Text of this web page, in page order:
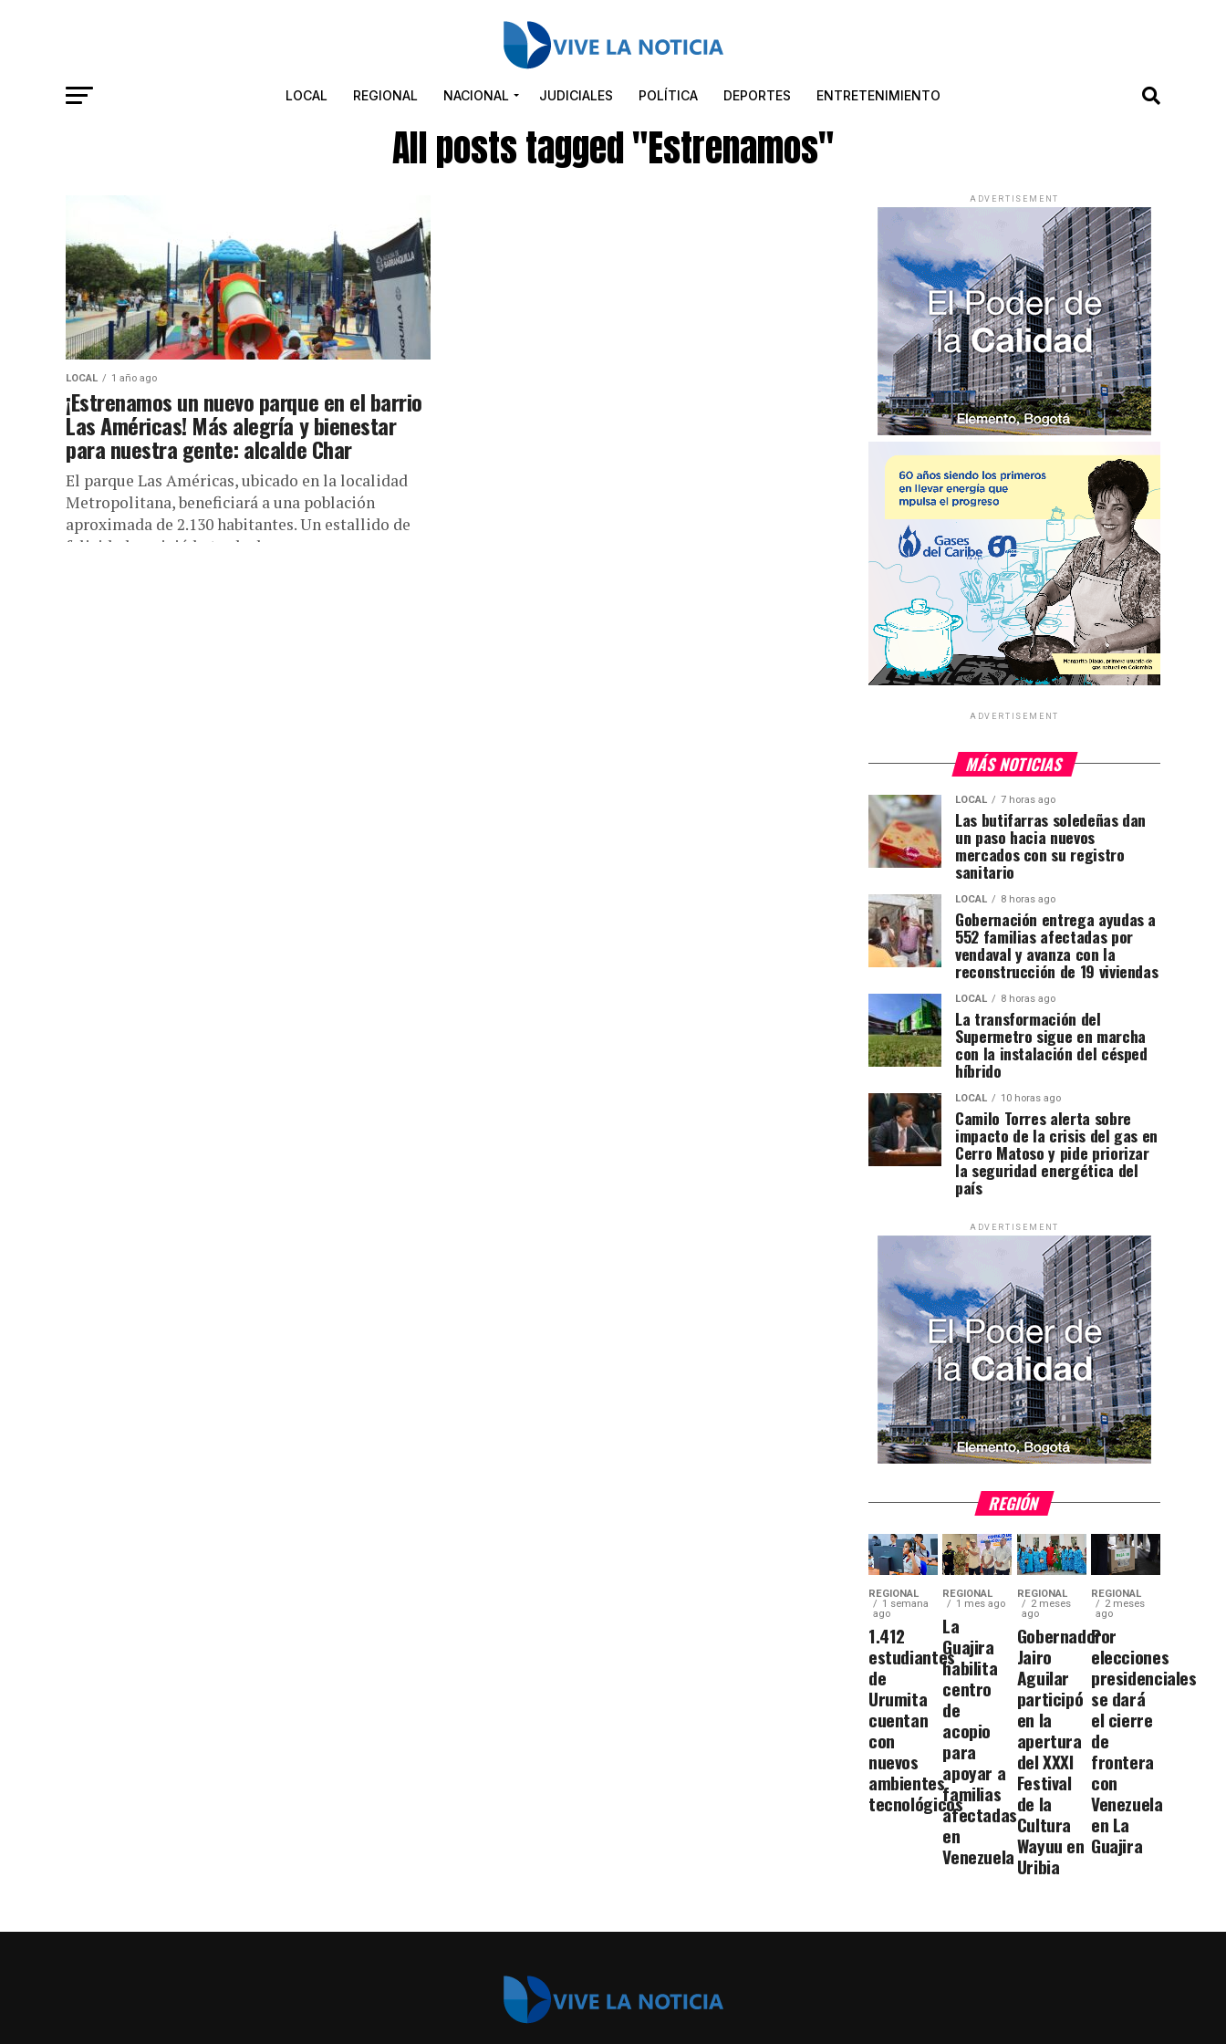
LOCAL REGIONAL NACIONAL JUDICIALES POLÍTICA DEPORTES ENTRETENIMIENTO
All posts tagged "Estrenamos"
LOCAL 1 año ago
¡Estrenamos un nuevo parque en el barrio
Las Américas! Más alegría y bienestar
para nuestra gente: alcalde Char
El parque Las Américas, ubicado en la localidad
Metropolitana, beneficiará a una población
aproximada de 2.130 habitantes. Un estallido de
felicidad se vivió la tarde de...
ADVERTISEMENT
ADVERTISEMENT
MÁS NOTICIAS
LOCAL 7 horas ago
Las butifarras soledeñas dan
un paso hacia nuevos
mercados con su registro
sanitario
LOCAL 8 horas ago
Gobernación entrega ayudas a
552 familias afectadas por
vendaval y avanza con la
reconstrucción de 19 viviendas
LOCAL 8 horas ago
La transformación del
Supermetro sigue en marcha
con la instalación del césped
híbrido
LOCAL 10 horas ago
Camilo Torres alerta sobre
impacto de la crisis del gas en
Cerro Matoso y pide priorizar
la seguridad energética del
país
ADVERTISEMENT
REGIÓN
REGIONAL
1 semana
ago
1.412
estudiantes
de
Urumita
cuentan
con
nuevos
ambientes
tecnológicos
REGIONAL
1 mes ago
La
Guajira
habilita
centro
de
acopio
para
apoyar a
familias
afectadas
en
Venezuela
REGIONAL
2 meses
ago
Gobernador
Jairo
Aguilar
participó
en la
apertura
del XXXI
Festival
de la
Cultura
Wayuu en
Uribia
REGIONAL
2 meses
ago
Por
elecciones
presidenciales
se dará
el cierre
de
frontera
con
Venezuela
en La
Guajira